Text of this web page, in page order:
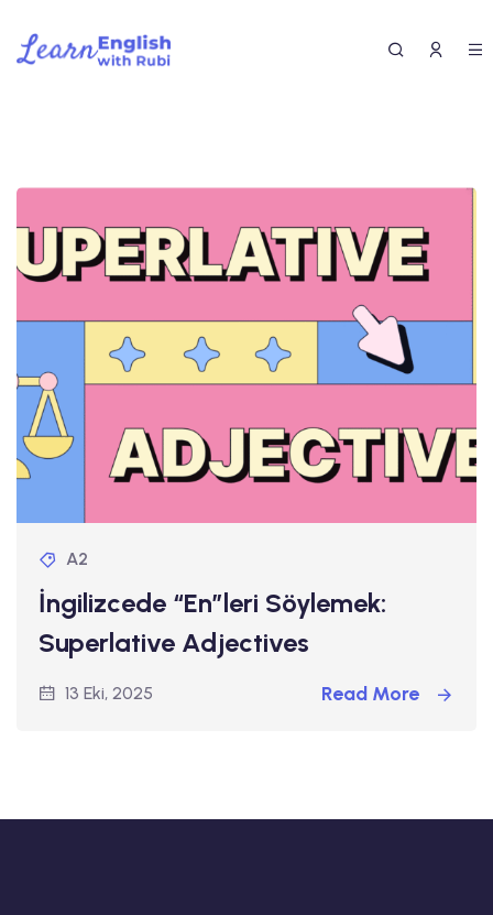
A2
İngilizcede “En”leri Söylemek:
Superlative Adjectives
13 Eki, 2025 Read More